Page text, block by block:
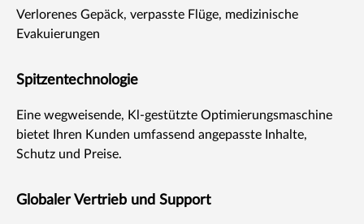
Verlorenes Gepäck, verpasste Flüge, medizinische
Evakuierungen
Spitzentechnologie
Eine wegweisende, Kl-gestützte Optimierungsmaschine
bietet Ihren Kunden umfassend angepasste Inhalte,
Schutz und Preise.
Globaler Vertrieb und Support